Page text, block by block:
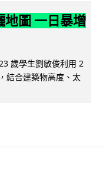
地圖 一日暴增
歲學生劉敏俊利用 2
結合建築物高度、太